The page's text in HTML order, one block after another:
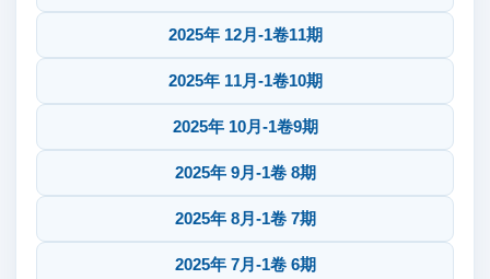
2025年 12月-1卷11期
2025年 11月-1卷10期
2025年 10月-1卷9期
2025年 9月-1卷 8期
2025年 8月-1卷 7期
2025年 7月-1卷 6期